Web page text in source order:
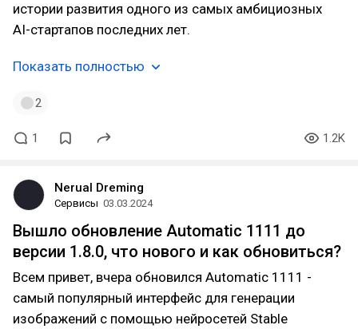
истории развития одного из самых амбициозных
AI-стартапов последних лет.
Показать полностью
2
1 1.2K
Nerual Dreming
Сервисы 03.03.2024
Вышло обновление Automatic 1111 до
версии 1.8.0, что нового и как обновиться?
Всем привет, вчера обновился Automatic 1111 -
самый популярный интерфейс для генерации
изображений с помощью нейросетей Stable